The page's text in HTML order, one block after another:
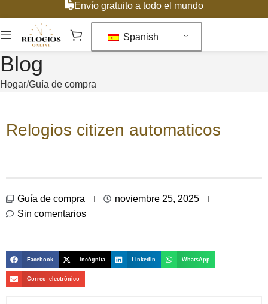
Envío gratuito a todo el mundo
Spanish
Blog
Hogar Guía de compra
Relogios citizen automaticos
Guía de compra
noviembre 25, 2025
Sin comentarios
Facebook incógnita LinkedIn WhatsApp
Correo electrónico